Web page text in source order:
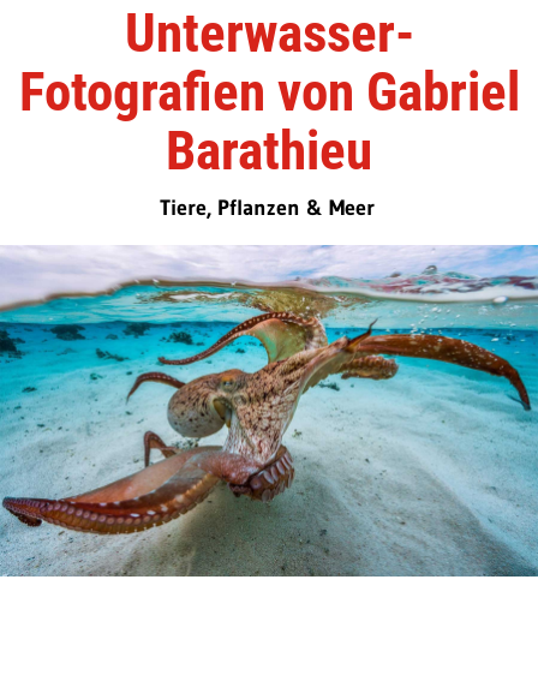
Unterwasser-
Fotografien von Gabriel
Barathieu
Tiere, Pflanzen & Meer